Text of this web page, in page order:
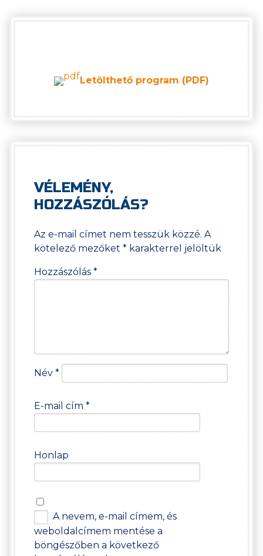
Letölthető program (PDF)
VÉLEMÉNY,
HOZZÁSZÓLÁS?
Az e-mail címet nem tesszük közzé. A
kötelező mezőket * karakterrel jelöltük
Hozzászólás *
Név *
E-mail cím *
Honlap
A nevem, e-mail címem, és
weboldalcímem mentése a
böngészőben a következő